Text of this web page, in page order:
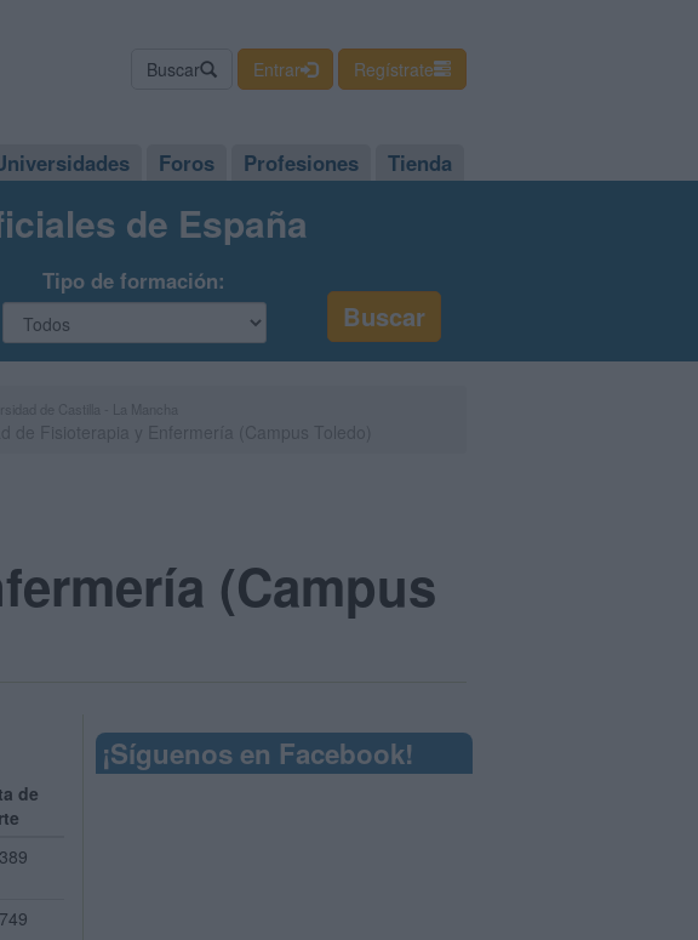
Buscar Entrar Regístrate
Foros Profesiones Tienda
de España
Tipo de formación:
(Campus
de
¡Síguenos en Facebook!